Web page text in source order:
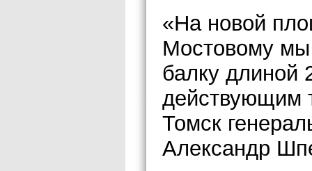
«На новой
Мостовому
балку длиной
действующим
Томск
Александр